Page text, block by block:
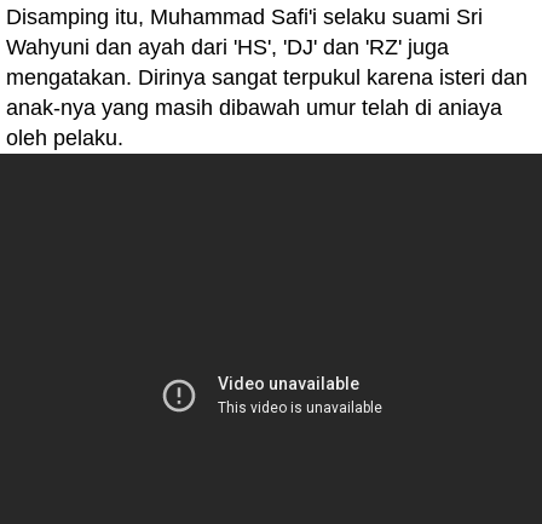
Disamping itu, Muhammad Safi'i selaku suami Sri
Wahyuni dan ayah dari 'HS', 'DJ' dan 'RZ' juga
mengatakan. Dirinya sangat terpukul karena isteri dan
anak-nya yang masih dibawah umur telah di aniaya
oleh pelaku.